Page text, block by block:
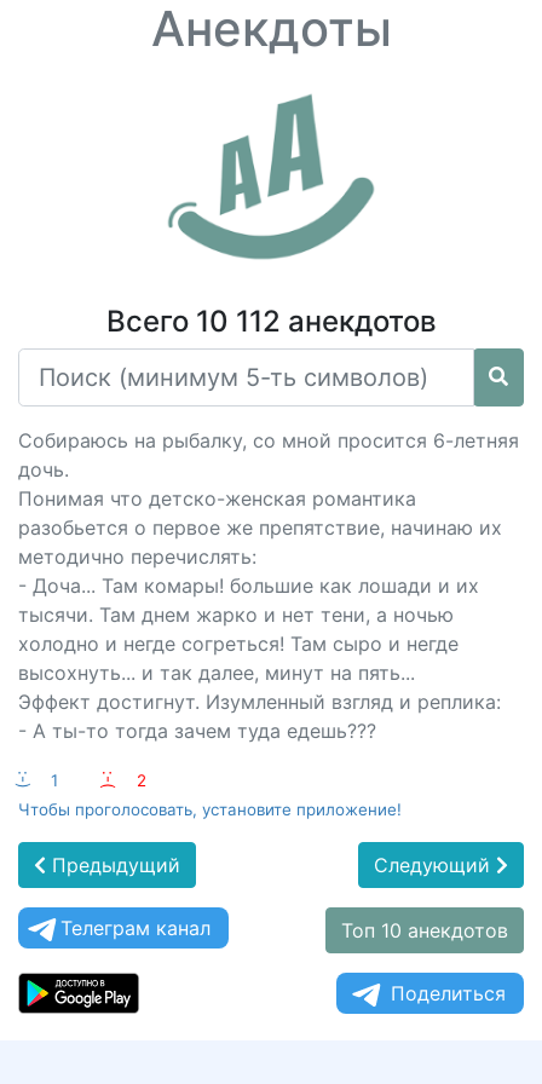
Анекдоты
Всего 10 112 анекдотов
Собираюсь на рыбалку, со мной просится 6-летняя
дочь.
Понимая что детско-женская романтика
разобьется о первое же препятствие, начинаю их
методично перечислять:
- Доча... Там комары! большие как лошади и их
тысячи. Там днем жарко и нет тени, а ночью
холодно и негде согреться! Там сыро и негде
высохнуть... и так далее, минут на пять...
Эффект достигнут. Изумленный взгляд и реплика:
- А ты-то тогда зачем туда едешь???
:-) 1 :-(
2
Чтобы проголосовать, установите приложение!
Предыдущий Следующий
Телеграм канал Топ 10 анекдотов
Поделиться